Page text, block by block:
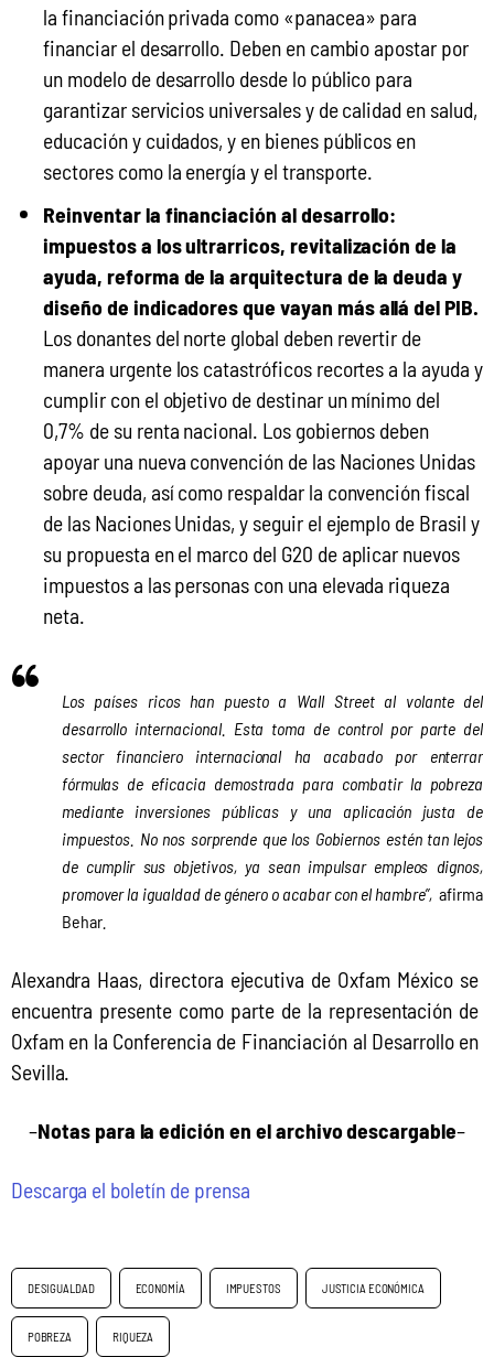
la financiación privada como «panacea» para
financiar el desarrollo. Deben en cambio apostar por
un modelo de desarrollo desde lo público para
garantizar servicios universales y de calidad en salud,
educación y cuidados, y en bienes públicos en
sectores como la energía y el transporte.
Reinventar la financiación al desarrollo:
impuestos a los ultrarricos, revitalización de la
ayuda, reforma de la arquitectura de la deuda y
diseño de indicadores que vayan más allá del PIB.
Los donantes del norte global deben revertir de
manera urgente los catastróficos recortes a la ayuda y
cumplir con el objetivo de destinar un mínimo del
0,7% de su renta nacional. Los gobiernos deben
apoyar una nueva convención de las Naciones Unidas
sobre deuda, así como respaldar la convención fiscal
de las Naciones Unidas, y seguir el ejemplo de Brasil y
su propuesta en el marco del G20 de aplicar nuevos
impuestos a las personas con una elevada riqueza
neta.
Los países ricos han puesto a Wall Street al volante del
desarrollo internacional. Esta toma de control por parte del
sector financiero internacional ha acabado por enterrar
fórmulas de eficacia demostrada para combatir la pobreza
mediante inversiones públicas y una aplicación justa de
impuestos. No nos sorprende que los Gobiernos estén tan lejos
de cumplir sus objetivos, ya sean impulsar empleos dignos,
promover la igualdad de género o acabar con el hambre”, afirma
Behar.
Alexandra Haas, directora ejecutiva de Oxfam México se
encuentra presente como parte de la representación de
Oxfam en la Conferencia de Financiación al Desarrollo en
Sevilla.
–Notas para la ediciónen el archivodescargable–
Descarga el boletín de prensa
DESIGUALDAD ECONOMÍA IMPUESTOS JUSTICIA ECONÓMICA
POBREZA RIQUEZA